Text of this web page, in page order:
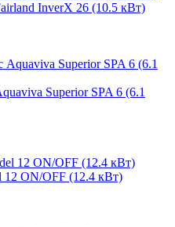
InverX 26 (10.5 кВт)
Superior SPA 6 (6.1
12 ON/OFF (12.4 кВт)